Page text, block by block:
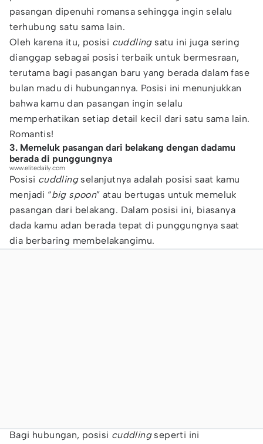
pasangan dipenuhi romansa sehingga ingin selalu
terhubung satu sama lain.
Oleh karena itu, posisi cuddlingsatu ini juga sering
dianggap sebagai posisi terbaik untuk bermesraan,
terutama bagi pasangan baru yang berada dalam fase
bulan madu di hubungannya. Posisi ini menunjukkan
bahwa kamu dan pasangan ingin selalu
memperhatikan setiap detail kecil dari satu sama lain.
Romantis!
3. Memeluk pasangan dari belakang dengan dadamu
berada di punggungnya
www.elitedaily.com
Posisi cuddlingselanjutnya adalah posisi saat kamu
menjadi “big spoon” atau bertugas untuk memeluk
pasangan dari belakang. Dalam posisi ini, biasanya
dada kamu adan berada tepat di punggungnya saat
dia berbaring membelakangimu.
Bagi hubungan, posisi cuddlingseperti ini